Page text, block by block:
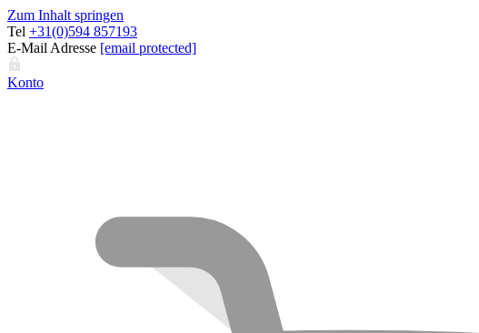
Zum Inhalt springen
Tel +31(0)594 857193
E-Mail Adresse [email protected]
Konto